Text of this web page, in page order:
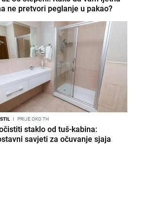
ne pretvori peglanje u pakao?
I PRIJE OKO 7H
staklo od tuš-kabina:
savjeti za očuvanje sjaja